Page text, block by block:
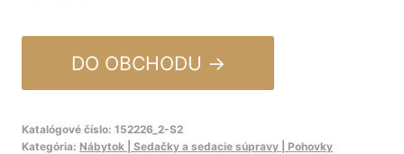
DO OBCHODU →
Katalógové číslo: 152226_2-S2
Kategória: Nábytok | Sedačky a sedacie súpravy | Pohovky